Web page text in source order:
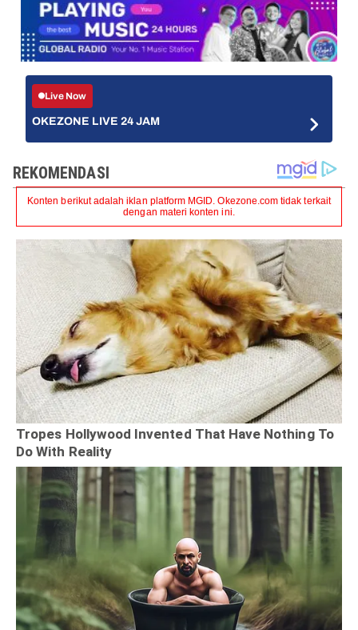
Live Now
OKEZONE LIVE 24 JAM